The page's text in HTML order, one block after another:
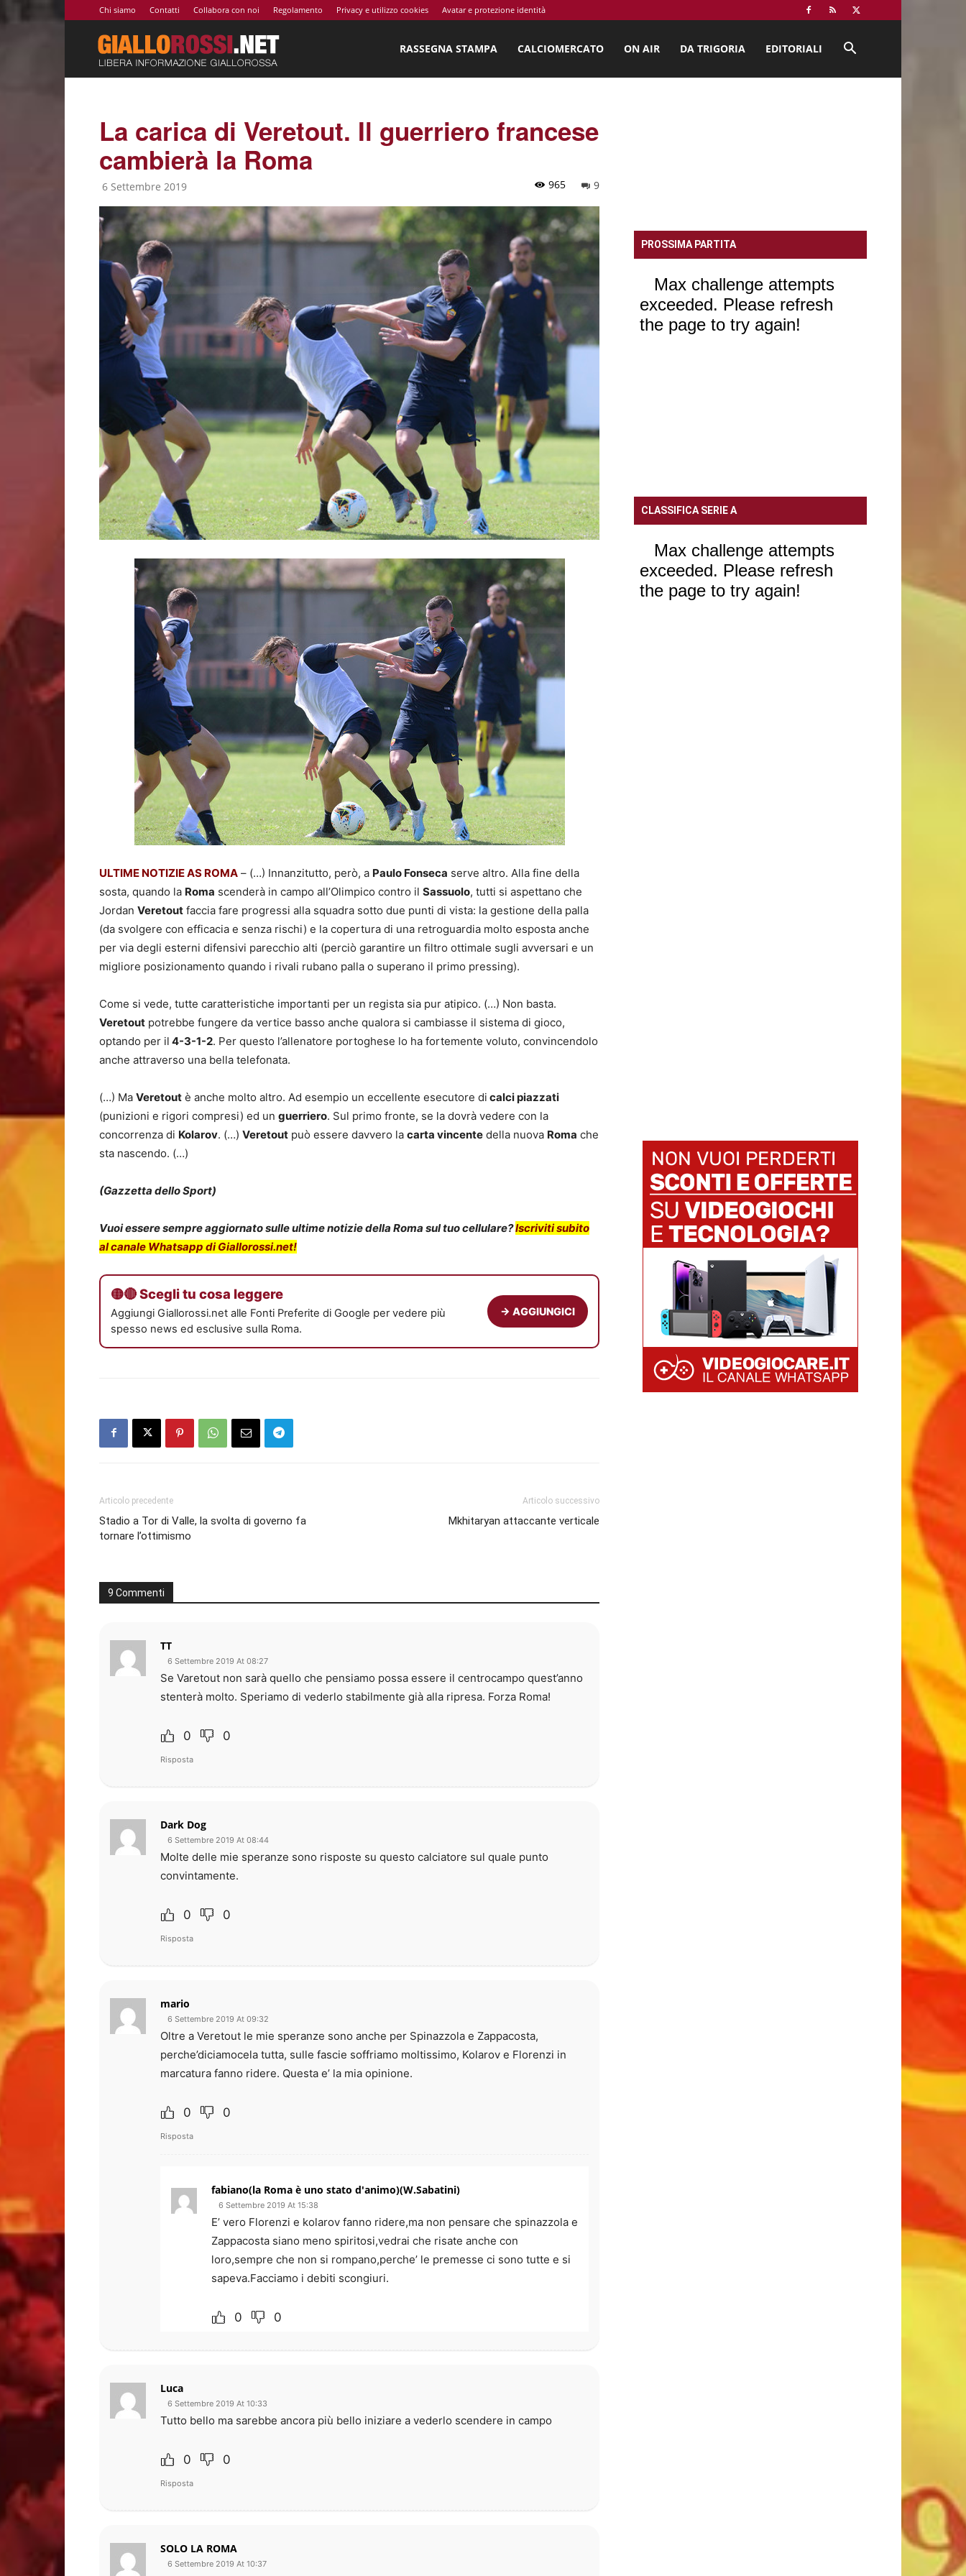
Chi siamo Contatti Collabora con noi Regolamento Privacy e utilizzo cookies Avatar e protezione identità
Notizie
AS
Calciomercato
Esclusive
RASSEGNA STAMPA CALCIOMERCATO ON AIR DA TRIGORIA EDITORIALI
La carica di Veretout. Il guerriero francese
cambierà la Roma
6 Settembre 2019 9
965
ULTIME NOTIZIE AS ROMA – (…) Innanzitutto, però, a Paulo Fonseca serve altro. Alla fine della
sosta, quando la Roma scenderà in campo all’Olimpico contro il Sassuolo, tutti si aspettano che
Jordan Veretout faccia fare progressi alla squadra sotto due punti di vista: la gestione della palla
(da svolgere con efficacia e senza rischi) e la copertura di una retroguardia molto esposta anche
per via degli esterni difensivi parecchio alti (perciò garantire un filtro ottimale sugli avversari e un
migliore posizionamento quando i rivali rubano palla o superano il primo pressing).
Come si vede, tutte caratteristiche importanti per un regista sia pur atipico. (…) Non basta.
Veretout potrebbe fungere da vertice basso anche qualora si cambiasse il sistema di gioco,
optando per il 4-3-1-2. Per questo l’allenatore portoghese lo ha fortemente voluto, convincendolo
anche attraverso una bella telefonata.
(…) Ma Veretout è anche molto altro. Ad esempio un eccellente esecutore di calci piazzati
(punizioni e rigori compresi) ed un guerriero. Sul primo fronte, se la dovrà vedere con la
concorrenza di Kolarov. (…) Veretout può essere davvero la carta vincente della nuova Roma che
sta nascendo. (…)
(Gazzetta dello Sport)
Vuoi essere sempre aggiornato sulle ultime notizie della Roma sul tuo cellulare?Iscriviti subito
al canale Whatsapp di Giallorossi.net!
🟡🔴 Scegli tu cosa leggere
Aggiungi Giallorossi.net alle Fonti Preferite di Google per vedere più
spesso news ed esclusive sulla Roma.
→ AGGIUNGICI
Articolo precedente
Stadio a Tor di Valle, la svolta di governo fa
tornare l’ottimismo
Articolo successivo
Mkhitaryan attaccante verticale
9 Commenti
TT
6 Settembre 2019 At 08:27
Se Varetout non sarà quello che pensiamo possa essere il centrocampo quest’anno
stenterà molto. Speriamo di vederlo stabilmente già alla ripresa. Forza Roma!
0 0
Risposta
Dark Dog
6 Settembre 2019 At 08:44
Molte delle mie speranze sono risposte su questo calciatore sul quale punto
convintamente.
0 0
Risposta
mario
6 Settembre 2019 At 09:32
Oltre a Veretout le mie speranze sono anche per Spinazzola e Zappacosta,
perche’diciamocela tutta, sulle fascie soffriamo moltissimo, Kolarov e Florenzi in
marcatura fanno ridere. Questa e’ la mia opinione.
0 0
Risposta
fabiano(la Roma è uno stato d'animo)(W.Sabatini)
6 Settembre 2019 At 15:38
E’ vero Florenzi e kolarov fanno ridere,ma non pensare che spinazzola e
Zappacosta siano meno spiritosi,vedrai che risate anche con
loro,sempre che non si rompano,perche’ le premesse ci sono tutte e si
sapeva.Facciamo i debiti scongiuri.
0 0
Luca
6 Settembre 2019 At 10:33
Tutto bello ma sarebbe ancora più bello iniziare a vederlo scendere in campo
0 0
Risposta
SOLO LA ROMA
6 Settembre 2019 At 10:37
PROSSIMA PARTITA
CLASSIFICA SERIE A